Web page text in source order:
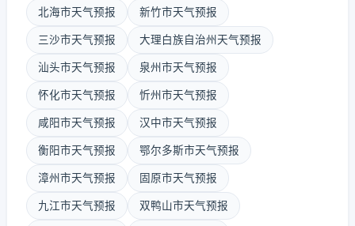
北海市天气预报 新竹市天气预报
三沙市天气预报 大理白族自治州天气预报
汕头市天气预报 泉州市天气预报
怀化市天气预报 忻州市天气预报
咸阳市天气预报 汉中市天气预报
衡阳市天气预报 鄂尔多斯市天气预报
漳州市天气预报 固原市天气预报
九江市天气预报 双鸭山市天气预报